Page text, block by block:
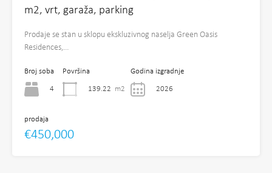
m2, vrt, garaža, parking
Prodaje se stan u sklopu ekskluzivnog naselja Green Oasis
Residences,…
Broj soba
4
Površina
139.22 m2
Godina izgradnje
2026
prodaja
€450,000